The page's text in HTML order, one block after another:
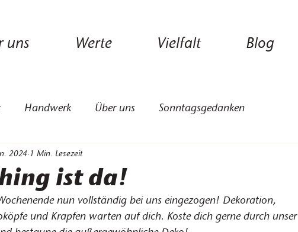
uns Werte Vielfalt Blog
Handwerk Über uns Sonntagsgedanken
ist da!
2024 1 Min. Lesezeit
nun vollständig bei uns eingezogen! Dekoration,
und Krapfen warten auf dich. Koste dich gerne durch unser